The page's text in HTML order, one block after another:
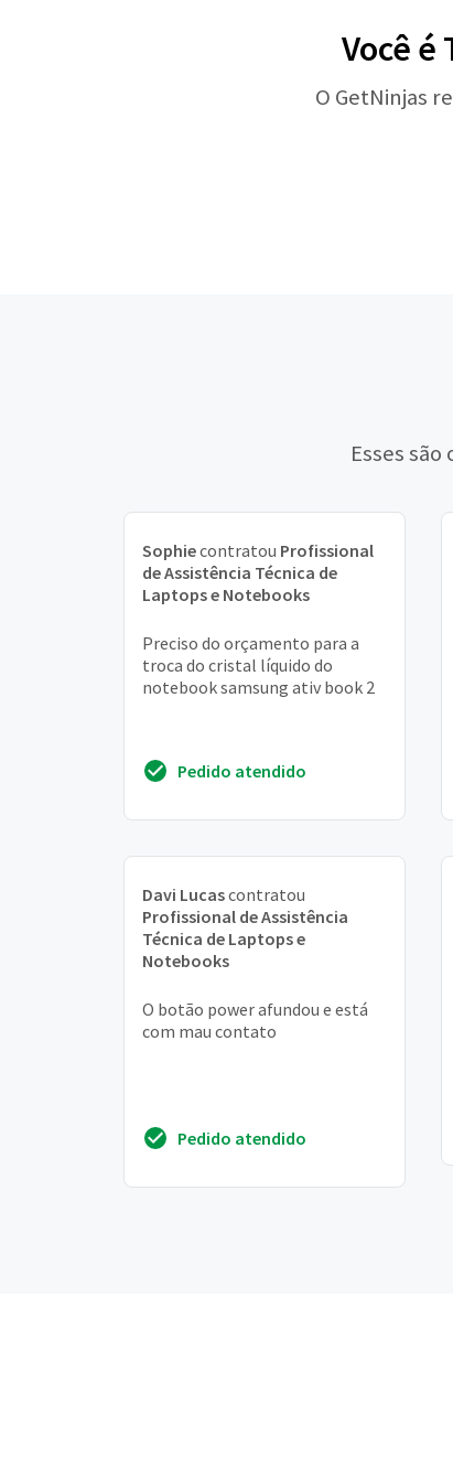
Você é
O GetNinjas
Esses
Sophiecontratou Profissional
de Assistência Técnica de
Laptops e Notebooks
Preciso do orçamento para a
troca do cristal líquido do
notebook samsung ativ book 2
Pedido atendido
Davi Lucascontratou
Profissional de Assistência
Técnica de Laptops e
Notebooks
O botão power afundou e está
com mau contato
Pedido atendido